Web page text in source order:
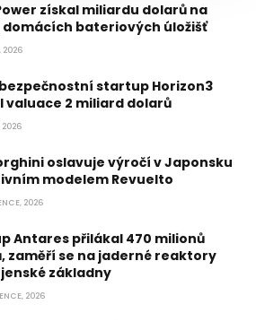
získal miliardu dolarů na
domácích bateriových úložišť
2026
startup Horizon3
valuace 2 miliard dolarů
2026
oslavuje výročí v Japonsku
modelem Revuelto
2026
Antares přilákal 470 milionů
zaměří se na jaderné reaktory
základny
2026